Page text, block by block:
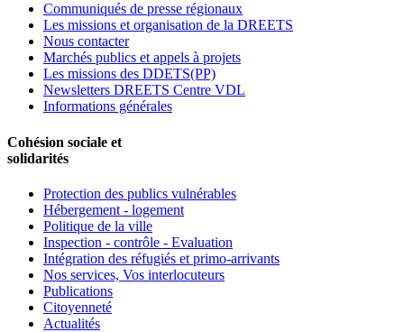
Communiqués de presse régionaux
Les missions et organisation de la DREETS
Nous contacter
Marchés publics et appels à projets
Les missions des DDETS(PP)
Newsletters DREETS Centre VDL
Informations générales
Cohésion sociale et
solidarités
Protection des publics vulnérables
Hébergement - logement
Politique de la ville
Inspection - contrôle - Evaluation
Intégration des réfugiés et primo-arrivants
Nos services, Vos interlocuteurs
Publications
Citoyenneté
Actualités